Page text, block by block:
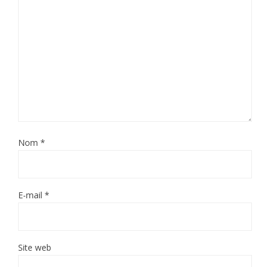
Nom *
E-mail *
Site web